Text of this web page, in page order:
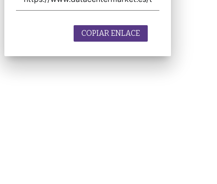
COPIAR ENLACE